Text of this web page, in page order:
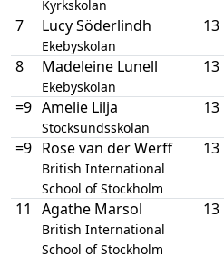
Kyrkskolan
7 Lucy Söderlindh
Ekebyskolan
13
8 Madeleine Lunell
Ekebyskolan
13
=9 Amelie Lilja
Stocksundsskolan
13
=9 Rose van der Werff
British International
School of Stockholm
13
11 Agathe Marsol
British International
School of Stockholm
13